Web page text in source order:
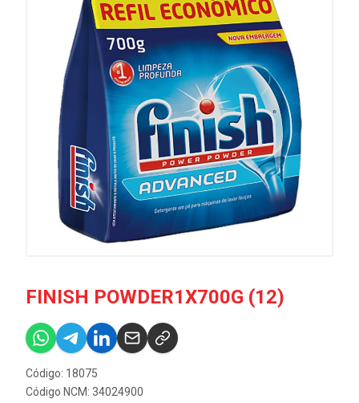
FINISH POWDER1X700G (12)
Código: 18075
Código NCM: 34024900